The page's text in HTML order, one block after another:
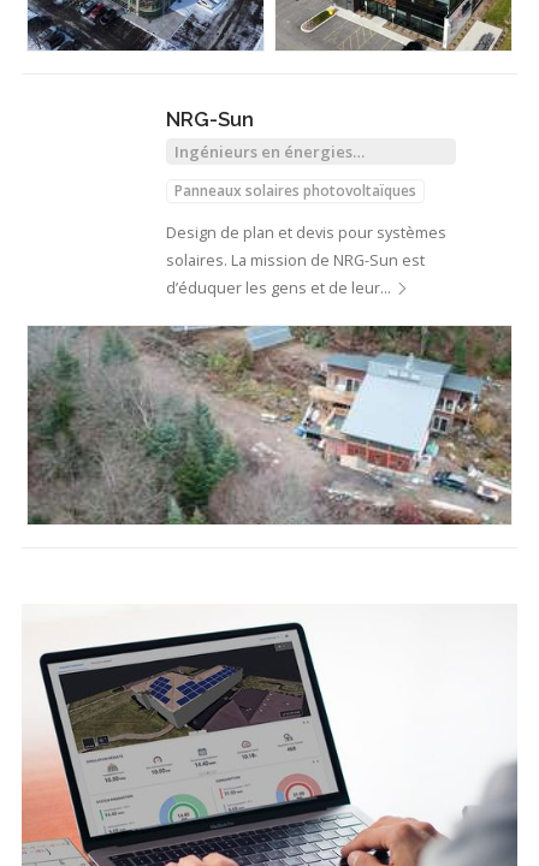
NRG-Sun
Ingénieurs en énergies
Panneaux solaires photovoltaïques
Design de plan et devis pour systèmes
solaires. La mission de NRG-Sun est
d’éduquer les gens et de leur…